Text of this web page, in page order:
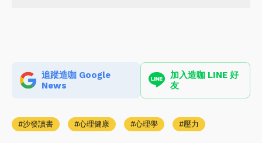
追蹤造咖 Google
News
加入造咖 LINE 好
友
沙發讀書 心理健康 心理學 壓力